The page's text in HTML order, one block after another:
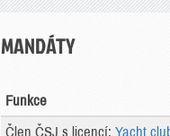
MANDÁTY
Funkce
Člen ČSJ s licencí: Yacht